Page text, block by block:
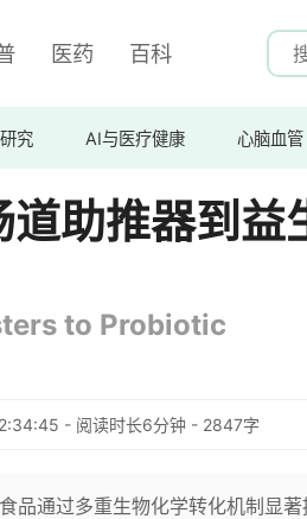
医药 百科
究 AI与医疗健康 心脑血管
助推器到益
to Probiotic
- 阅读时长6分钟 - 2847字
品通过多重生物化学转化机制显著